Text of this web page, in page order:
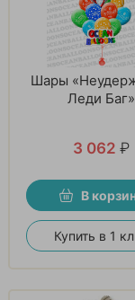
Шары
Леди Баг»
3 062 ₽
В
Купить в 1